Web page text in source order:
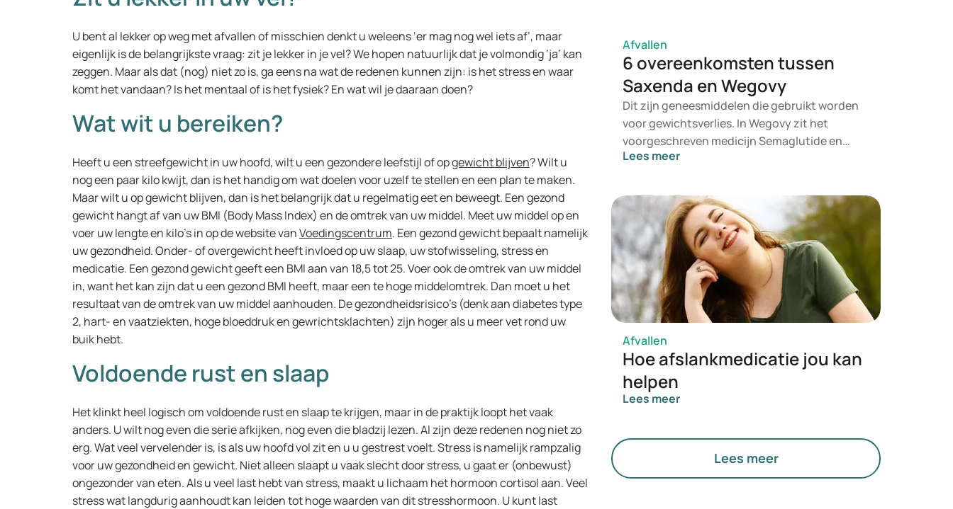
U bent al lekker op weg met afvallen of misschien denkt u weleens ‘er mag nog wel iets af’, maar
eigenlijk is de belangrijkste vraag: zit je lekker in je vel? We hopen natuurlijk dat je volmondig ‘ja’ kan
zeggen. Maar als dat (nog) niet zo is, ga eens na wat de redenen kunnen zijn: is het stress en waar
komt het vandaan? Is het mentaal of is het fysiek? En wat wil je daaraan doen?
Wat wit u bereiken?
Heeft u een streefgewicht in uw hoofd, wilt u een gezondere leefstijl of opgewicht blijven? Wilt u
nog een paar kilo kwijt, dan is het handig om wat doelen voor uzelf te stellen en een plan te maken.
Maar wilt u op gewicht blijven, dan is het belangrijk dat u regelmatig eet en beweegt. Een gezond
gewicht hangt af van uw BMI (Body Mass Index) en de omtrek van uw middel. Meet uw middel op en
voer uw lengte en kilo’s in op de website vanVoedingscentrum. Een gezond gewicht bepaalt namelijk
uw gezondheid. Onder- of overgewicht heeft invloed op uw slaap, uw stofwisseling, stress en
medicatie. Een gezond gewicht geeft een BMI aan van 18,5 tot 25. Voer ook de omtrek van uw middel
in, want het kan zijn dat u een gezond BMI heeft, maar een te hoge middelomtrek. Dan moet u het
resultaat van de omtrek van uw middel aanhouden. De gezondheidsrisico’s (denk aan diabetes type
2, hart- en vaatziekten, hoge bloeddruk en gewrichtsklachten) zijn hoger als u meer vet rond uw
buik hebt.
Voldoende rust en slaap
Het klinkt heel logisch om voldoende rust en slaap te krijgen, maar in de praktijk loopt het vaak
anders. U wilt nog even die serie afkijken, nog even die bladzij lezen. Al zijn deze redenen nog niet zo
erg. Wat veel vervelender is, is als uw hoofd vol zit en u u gestrest voelt. Stress is namelijk rampzalig
voor uw gezondheid en gewicht. Niet alleen slaapt u vaak slecht door stress, u gaat er (onbewust)
ongezonder van eten. Als u veel last hebt van stress, maakt u lichaam het hormoon cortisol aan. Veel
stress wat langdurig aanhoudt kan leiden tot hoge waarden van dit stresshormoon. U kunt last
Afvallen
6 overeenkomsten tussen
Saxenda en Wegovy
Dit zijn geneesmiddelen die gebruikt worden
voor gewichtsverlies. In Wegovy zit het
voorgeschreven medicijn Semaglutide en
Saxenda bevat het voorgeschreven medicijn
subcutane injectie. Saxenda dient u eenmaal
daags toe en Wegovy eenmaal per week.
Lees meer
Afvallen
Hoe afslankmedicatie jou kan
helpen
Lees meer
Lees meer